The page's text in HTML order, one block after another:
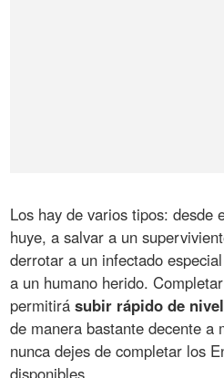
Los hay de varios tipos: desde
huye, a salvar a un
derrotar a un infectado
a un humano herido.
permitirásubir rápido de
de manera bastante decente a
nunca dejes de completar los